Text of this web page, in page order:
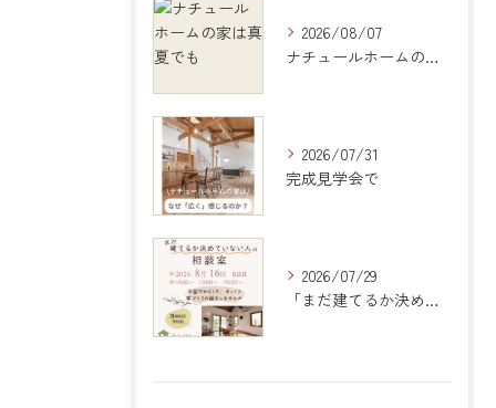
2026/08/07
ナチュールホームの家は真夏でも
2026/07/31
完成見学会で
2026/07/29
「まだ建てるか決めていない人の相談室」のご案内